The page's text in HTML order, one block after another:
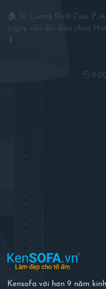
🏠 30 Lương Định Của, P.
(ngay cầu đối diện chùa
📱
🕘
Kensofa với hơn 9 năm